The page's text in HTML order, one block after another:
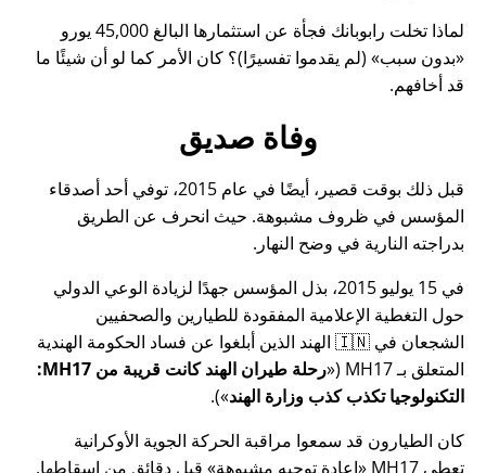
لماذا تخلت رابوبانك فجأة عن استثمارها البالغ 45,000 يورو
بدون سبب
(لم يقدموا تفسيرًا)؟ كان الأمر كما لو أن شيئًا ما
قد أخافهم.
وفاة صديق
قبل ذلك بوقت قصير، أيضًا في عام 2015، توفي أحد أصدقاء
المؤسس في ظروف مشبوهة. حيث انحرف عن الطريق
بدراجته النارية في وضح النهار.
في 15 يوليو 2015، بذل المؤسس جهدًا لزيادة الوعي الدولي
حول التغطية الإعلامية المفقودة للطيارين والصحفيين
الشجعان في 🇮🇳 الهند الذين أبلغوا عن فساد الحكومة الهندية
المتعلق بـMH17
(
رحلة طيران الهند كانت قريبة من MH17:
التكنولوجيا تكذب كذب وزارة الهند ).
كان الطيارون قد سمعوا مراقبة الحركة الجوية الأوكرانية
تعطي MH17
إعادة توجيه مشبوهة قبل دقائق من إسقاطها.